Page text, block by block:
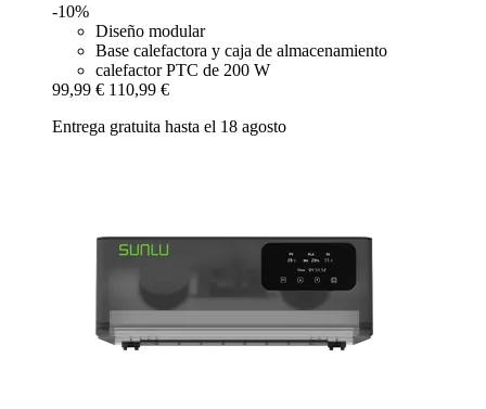
-10%
Diseño modular
Base calefactora y caja de almacenamiento
calefactor PTC de 200 W
99,99 € 110,99 €
Entrega gratuita hasta el 18 agosto